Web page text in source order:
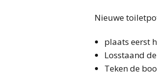
Nieuwe
plaats eerst
Losstaand
Teken de